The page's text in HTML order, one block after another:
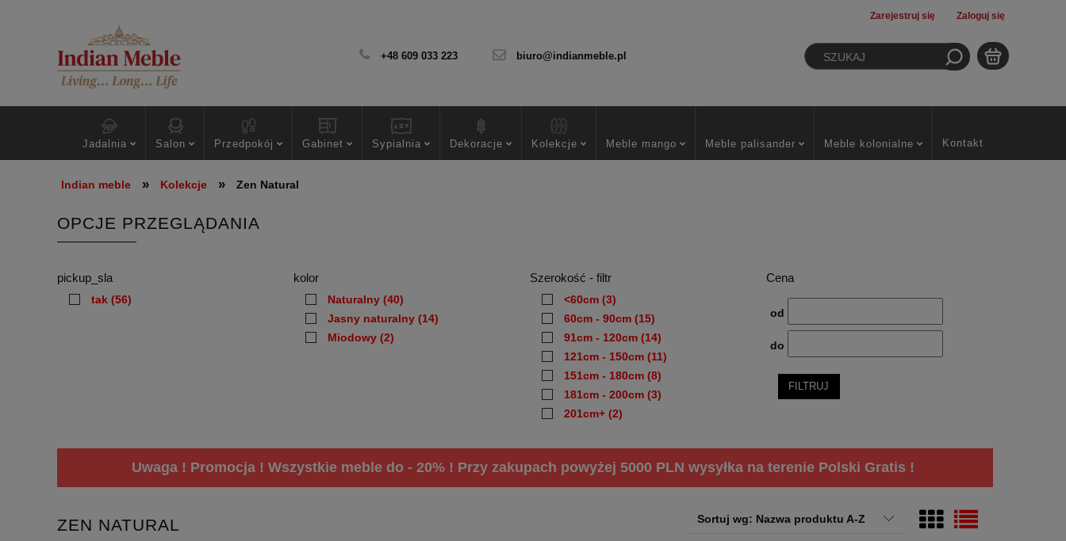
Zarejestruj się Zaloguj się
+48 609 033 223 biuro@indianmeble.pl
Jadalnia Salon Przedpokój Gabinet Sypialnia Dekoracje Kolekcje Meble mango Meble palisander Meble kolonialne Kontakt
Indian meble » Kolekcje » Zen Natural
OPCJE PRZEGLĄDANIA
pickup_sla
tak (56)
kolor
Naturalny (40)
Jasny naturalny (14)
Miodowy (2)
Szerokość - filtr
<60cm (3)
60cm - 90cm (15)
91cm - 120cm (14)
121cm - 150cm (11)
151cm - 180cm (8)
181cm - 200cm (3)
201cm+ (2)
Cena
od
do
FILTRUJ
Uwaga ! Promocja ! Wszystkie meble do - 20% ! Przy zakupach powyżej 5000 PLN wysyłka na terenie Polski Gratis !
ZEN NATURAL Sortuj wg: Nazwa produktu A-Z